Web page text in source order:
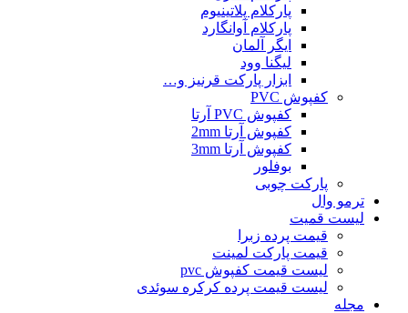
پارکلام پلاتینیوم
پارکلام آوانگارد
ایگر آلمان
لیگنا وود
ابزار پارکت قرنیز و…
کفپوش PVC
کفپوش PVC آرتا
کفپوش آرتا 2mm
کفپوش آرتا 3mm
بوفلور
پارکت چوبی
ترمو وال
لیست قمیت
قیمت پرده زبرا
قیمت پارکت لمینت
لیست قیمت کفپوش pvc
لیست قیمت پرده کرکره سوئدی
مجله